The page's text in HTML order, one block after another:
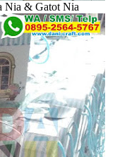
Nia & Gatot Nia